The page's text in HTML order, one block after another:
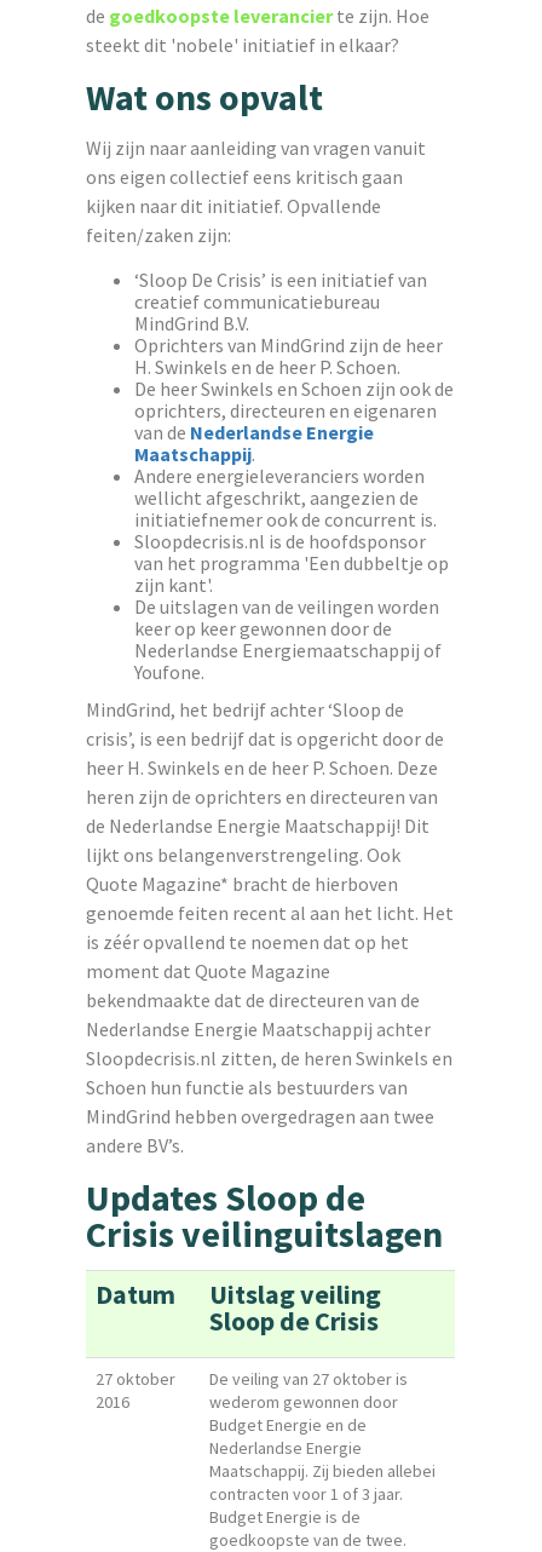
de goedkoopste leverancierte zijn. Hoe
steekt dit 'nobele' initiatief in elkaar?
Wat ons opvalt
Wij zijn naar aanleiding van vragen vanuit
ons eigen collectief eens kritisch gaan
kijken naar dit initiatief. Opvallende
feiten/zaken zijn:
‘Sloop De Crisis’ is een initiatief van
creatief communicatiebureau
MindGrind B.V.
Oprichters van MindGrind zijn de heer
H. Swinkels en de heer P. Schoen.
De heer Swinkels en Schoen zijn ook de
oprichters, directeuren en eigenaren
van de Nederlandse Energie
Maatschappij.
Andere energieleveranciers worden
wellicht afgeschrikt, aangezien de
initiatiefnemer ook de concurrent is.
Sloopdecrisis.nl is de hoofdsponsor
van het programma 'Een dubbeltje op
zijn kant'.
De uitslagen van de veilingen worden
keer op keer gewonnen door de
Nederlandse Energiemaatschappij of
Youfone.
MindGrind, het bedrijf achter ‘Sloop de
crisis’, is een bedrijf dat is opgericht door de
heer H. Swinkels en de heer P. Schoen. Deze
heren zijn de oprichters en directeuren van
de Nederlandse Energie Maatschappij! Dit
lijkt ons belangenverstrengeling. Ook
Quote Magazine* bracht de hierboven
genoemde feiten recent al aan het licht. Het
is zéér opvallend te noemen dat op het
moment dat Quote Magazine
bekendmaakte dat de directeuren van de
Nederlandse Energie Maatschappij achter
Sloopdecrisis.nl zitten, de heren Swinkels en
Schoen hun functie als bestuurders van
MindGrind hebben overgedragen aan twee
andere BV’s.
Updates Sloop de
Crisis veilinguitslagen
Datum Uitslag veiling
Sloop de Crisis
27 oktober
2016
De veiling van 27 oktober is
wederom gewonnen door
Budget Energie en de
Nederlandse Energie
Maatschappij. Zij bieden allebei
contracten voor 1 of 3 jaar.
Budget Energie is de
goedkoopste van de twee.